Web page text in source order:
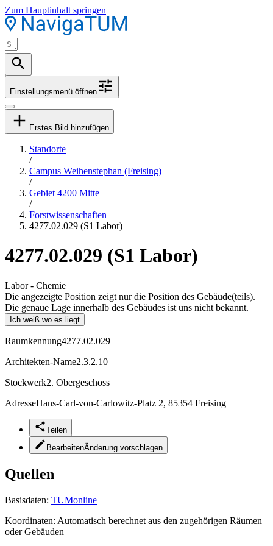
Zum Hauptinhalt springen
Einstellungsmenü öffnen
Erstes Bild hinzufügen
Standorte
/
Campus Weihenstephan (Freising)
/
Gebiet 4200 Mitte
/
Forstwissenschaften
4277.02.029 (S1 Labor)
4277.02.029 (S1 Labor)
Labor - Chemie
Die angezeigte Position zeigt nur die Position des Gebäude(teils).
Die genaue Lage innerhalb des Gebäudes ist uns nicht bekannt.
Ich weiß wo es liegt
Raumkennung4277.02.029
Architekten-Name2.3.2.10
Stockwerk2. Obergeschoss
AdresseHans-Carl-von-Carlowitz-Platz 2, 85354 Freising
Teilen
BearbeitenÄnderung vorschlagen
Quellen
Basisdaten: TUMonline
Koordinaten: Automatisch berechnet aus den zugehörigen Räumen
oder Gebäuden